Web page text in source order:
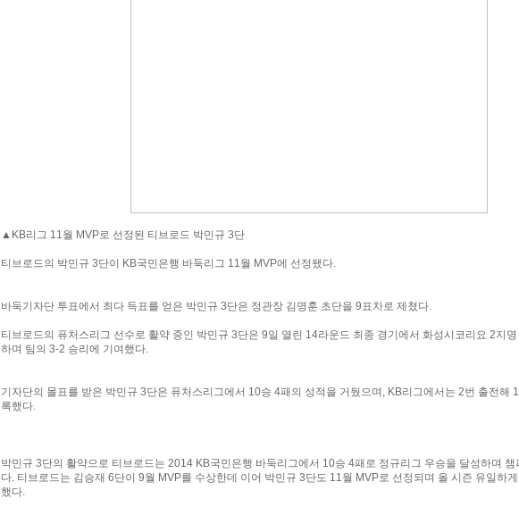
▲KB리그 11월 MVP로 선정된 티브로드 박민규 3단
티브로드의 박민규 3단이 KB국민은행 바둑리그 11월 MVP에 선정됐다.
바둑기자단 투표에서 최다 득표를 얻은 박민규 3단은 정관장 김명훈 초단을 9표차로 제쳤다.
티브로드의 퓨처스리그 선수로 활약 중인 박민규 3단은 9일 열린 14라운드 최종 경기에서 화성시코리요 2지명
하며 팀의 3-2 승리에 기여했다.
기자단의 몰표를 받은 박민규 3단은 퓨처스리그에서 10승 4패의 성적을 거뒀으며, KB리그에서는 2번 출전해 1
록했다.
박민규 3단의 활약으로 티브로드는 2014 KB국민은행 바둑리그에서 10승 4패로 정규리그 우승을 달성하며 챔
다. 티브로드는 김승재 6단이 9월 MVP를 수상한데 이어 박민규 3단도 11월 MVP로 선정되며 올 시즌 유일하
했다.